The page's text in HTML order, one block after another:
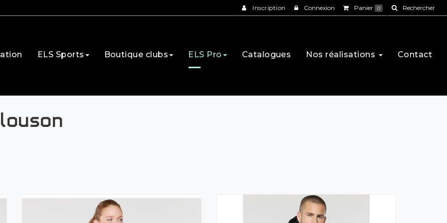
ELS Sports Boutique clubs ELS Pro Catalogues Nos réalisations Contact
Inscription Connexion Panier 0 Rechercher